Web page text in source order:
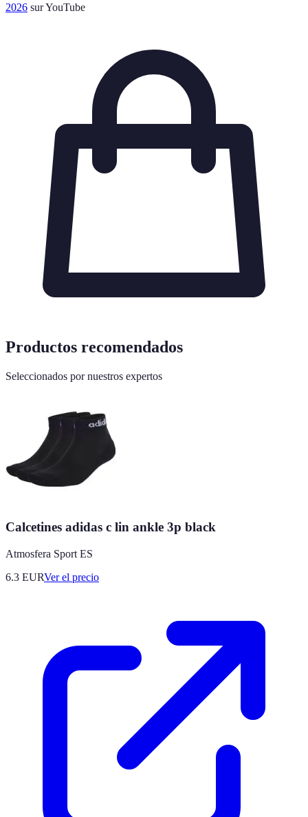
2026 sur YouTube
Productos recomendados
Seleccionados por nuestros expertos
Calcetines adidas c lin ankle 3p black
Atmosfera Sport ES
6.3 EURVer el precio